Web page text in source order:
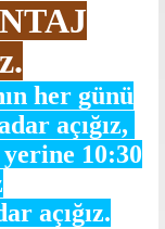
her günü
açığız,
yerine 10:30
açığız.